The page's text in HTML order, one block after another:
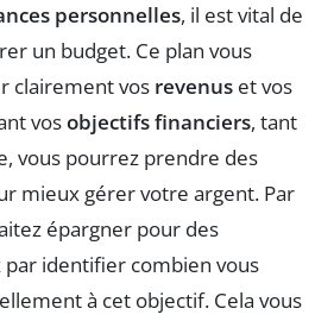
personnelles, il est vital de
un budget. Ce plan vous
clairement vos revenus et vos
vosobjectifs financiers, tant
vous pourrez prendre des
mieux gérer votre argent. Par
épargner pour des
par identifier combien vous
à cet objectif. Cela vous